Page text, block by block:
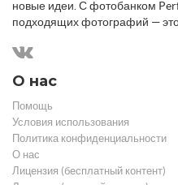
новые идеи. С фотобанком
подходящих фотографий — это
О нас
Помощь
Условия использования
Политика конфиденциальности
О нас
Лицензия (бесплатный контент)